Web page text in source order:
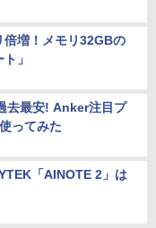
倍増！メモリ32GBの
」
去最安! Anker注目プ
ってみた
「AINOTE 2」は